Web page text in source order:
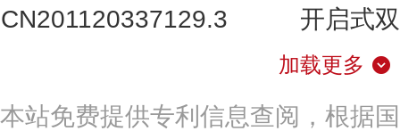
CN201120337129.3
开启式
加载更多
本站免费提供专利信息查阅，根据